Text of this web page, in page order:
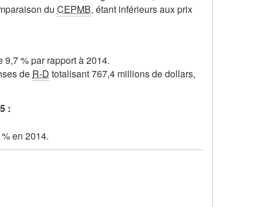
du CEPMB, étant inférieurs aux prix
% par rapport à 2014.
de R-D totalisant 767,4 millions de dollars,
:
en 2014.